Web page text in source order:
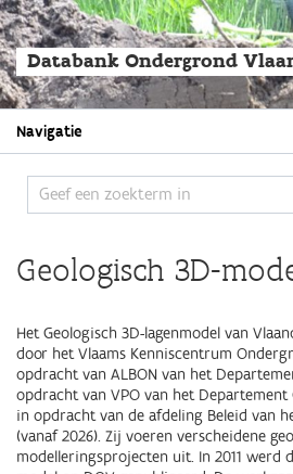
en
naar
de
Databank Ondergrond
Main
navigation
Navigatie
Geologisch 3D-
Het Geologisch 3D-lagenmodel van
door het Vlaams Kenniscentrum
opdracht van ALBON van het
opdracht van VPO van het Departement
in opdracht van de afdeling Beleid van
(vanaf 2026). Zij voeren verscheidene
modelleringsprojecten uit. In 2011 werd